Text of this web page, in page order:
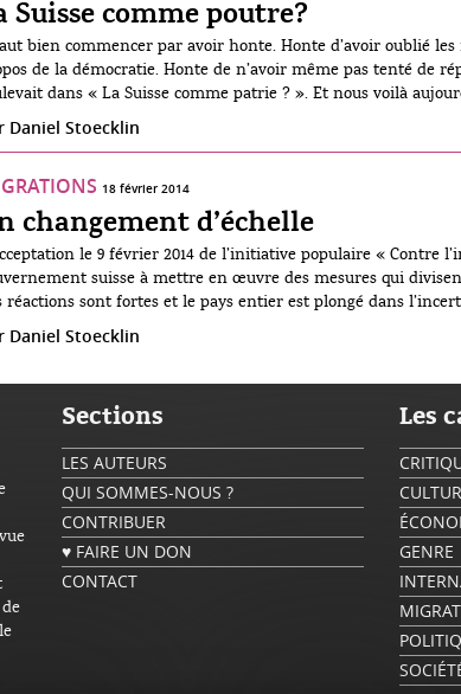
Suisse comme poutre?
bien commencer par avoir honte. Honte d’avoir oublié les
de la démocratie. Honte de n’avoir même pas tenté de
dans « La Suisse comme patrie ? ». Et nous voilà
mais plus embarrassante : la Suisse comme poutre ?
Daniel Stoecklin
18 février 2014
changement d’échelle
le 9 février 2014 de l’initiative populaire « Contre
suisse à mettre en œuvre des mesures qui
réactions sont fortes et le pays entier est plongé dans
mêlés...
Daniel Stoecklin
Sections
LES AUTEURS
QUI SOMMES-NOUS ?
CONTRIBUER
♥ FAIRE UN DON
CONTACT
Les
GENRE